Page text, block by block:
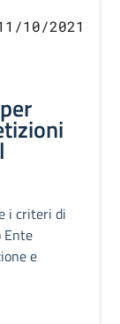
10/2021
i criteri di
Ente
e